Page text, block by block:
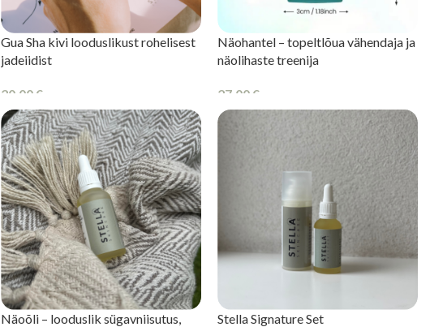
Gua Sha kivi looduslikust rohelisest
jadeiidist
20,00 €
LISA KORVI
Näohantel – topeltlõua vähendaja ja
näolihaste treenija
27,00 €
Näoõli – looduslik sügavniisutus,
Stella Signature Set